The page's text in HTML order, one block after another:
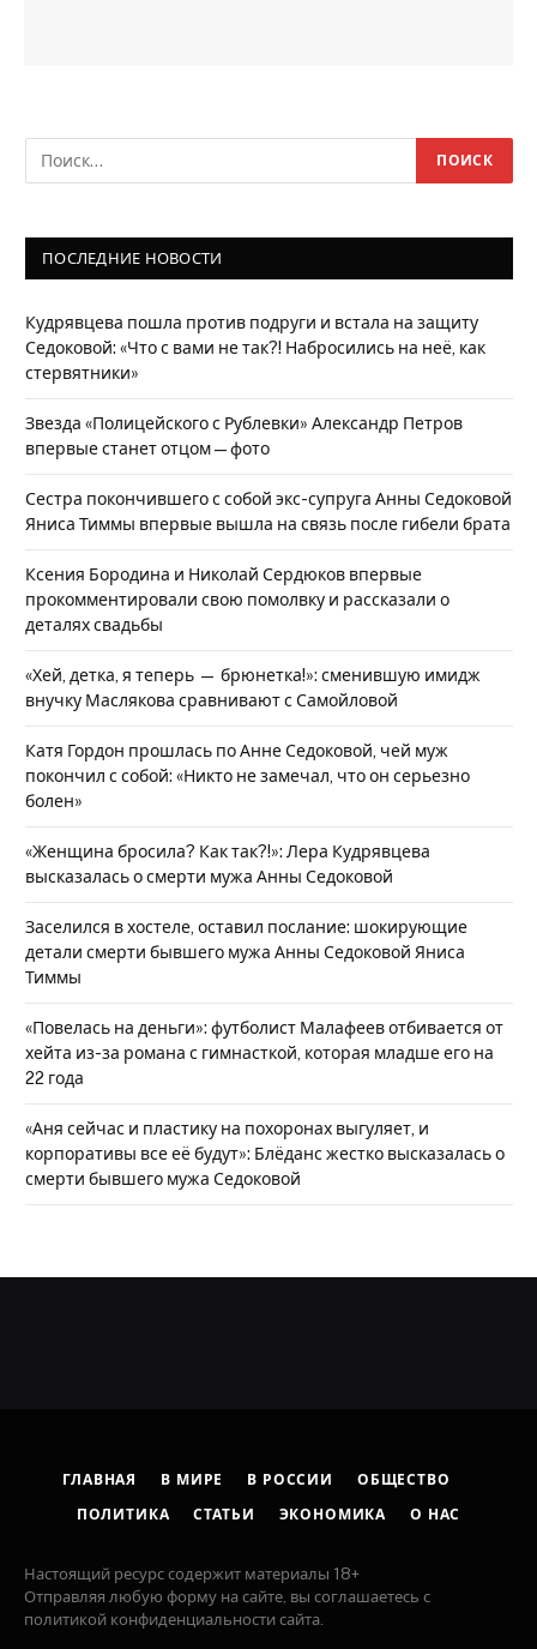
ПОСЛЕДНИЕ НОВОСТИ
Кудрявцева пошла против подруги и встала на защиту
Седоковой: «Что с вами не так?! Набросились на неё, как
стервятники»
Звезда «Полицейского с Рублевки» Александр Петров
впервые станет отцом — фото
Сестра покончившего с собой экс-супруга Анны Седоковой
Яниса Тиммы впервые вышла на связь после гибели брата
Ксения Бородина и Николай Сердюков впервые
прокомментировали свою помолвку и рассказали о
деталях свадьбы
«Хей, детка, я теперь — брюнетка!»: сменившую имидж
внучку Маслякова сравнивают с Самойловой
Катя Гордон прошлась по Анне Седоковой, чей муж
покончил с собой: «Никто не замечал, что он серьезно
болен»
«Женщина бросила? Как так?!»: Лера Кудрявцева
высказалась о смерти мужа Анны Седоковой
Заселился в хостеле, оставил послание: шокирующие
детали смерти бывшего мужа Анны Седоковой Яниса
Тиммы
«Повелась на деньги»: футболист Малафеев отбивается от
хейта из-за романа с гимнасткой, которая младше его на
22 года
«Аня сейчас и пластику на похоронах выгуляет, и
корпоративы все её будут»: Блёданс жестко высказалась о
смерти бывшего мужа Седоковой
ГЛАВНАЯ В МИРЕ В РОССИИ ОБЩЕСТВО
ПОЛИТИКА СТАТЬИ ЭКОНОМИКА О НАС
Настоящий ресурс содержит материалы 18+
Отправляя любую форму на сайте, вы соглашаетесь с
политикой конфиденциальности сайта.